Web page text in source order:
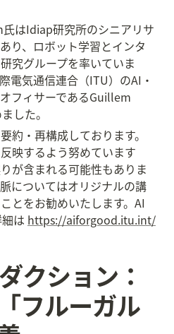
はIdiap研究所のシニアリサ
り、ロボット学習とインタ
究グループを率いていま
電気通信連合（ITU）のAI・
フィサーであるGuillem
した。
約・再構成しております。
映するよう努めています
が含まれる可能性もありま
についてはオリジナルの講
とをお勧めいたします。AI
は https://aiforgood.itu.int/
クション：
フルーガル